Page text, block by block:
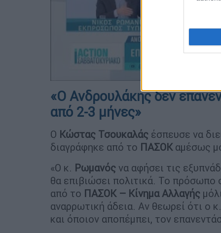
«Ο Ανδρουλάκης δεν
από 2-3 μήνες»
Ο Κώστας Τσουκαλάς έσπευσε να
διαγράφηκε από το ΠΑΣΟΚαμέσως
«Ο κ. Ρωμανός να αφήσει τις
θα επιβιώσει πολιτικά. Το πρόσωπο
από το ΠΑΣΟΚ – Κίνημα Αλλαγής
αναρρωτική άδεια. Αν θεωρεί ότι
και όποιον αποπέμπει, τον